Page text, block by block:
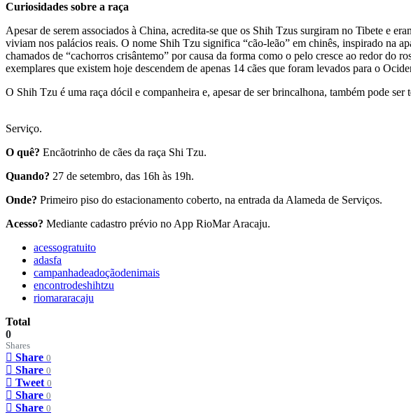
Curiosidades sobre a raça
Apesar de serem associados à China, acredita-se que os Shih Tzus surgiram no Tibete e
viviam nos palácios reais. O nome Shih Tzu significa “cão-leão” em chinês, inspirado na
chamados de “cachorros crisântemo” por causa da forma como o pelo cresce ao redor do
exemplares que existem hoje descendem de apenas 14 cães que foram levados para o
O Shih Tzu é uma raça dócil e companheira e, apesar de ser brincalhona, também pode ser
Serviço.
O quê? Encãotrinho de cães da raça Shi Tzu.
Quando? 27 de setembro, das 16h às 19h.
Onde? Primeiro piso do estacionamento coberto, na entrada da Alameda de Serviços.
Acesso? Mediante cadastro prévio no App RioMar Aracaju.
acessogratuito
adasfa
campanhadeadoçãodenimais
encontrodeshihtzu
riomararacaju
Total
0
Shares
Share 0
Share 0
Tweet 0
Share 0
Share 0